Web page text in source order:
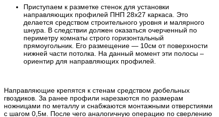
Приступаем к разметке стенок для установки
направляющих профилей ПНП 28х27 каркаса. Это
делается средством строительного уровня и малярного
шнура. В следствии должен оказаться очерченный по
периметру комнаты строго горизонтальный
прямоугольник. Его размещение — 10см от поверхности
нижней части потолка. На данный момент эти полосы –
ориентир для направляющих профилей.
Направляющие крепятся к стенам средством дюбельных
гвоздиков. За ранее профили нарезаются по размерам
ножницами по металлу и снабжаются монтажными отверстиями
с шагом 0,5м. После чего аналогичную операцию по сверлению